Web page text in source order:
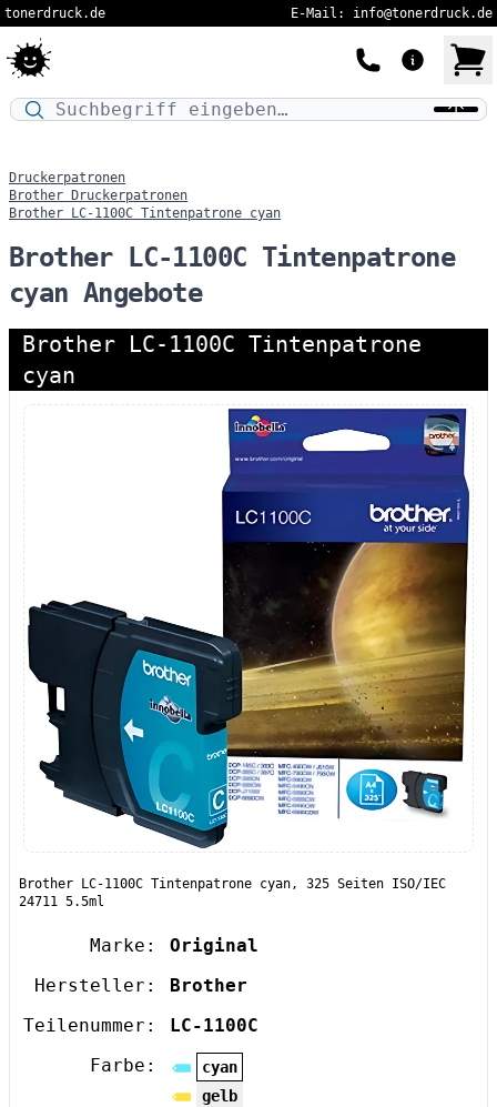
tonerdruck.de E-Mail: info@tonerdruck.de
Druckermodell oder Produktnamen eingeben…
Druckerpatronen
Brother Druckerpatronen
Brother LC-1100C Tintenpatrone cyan
Brother LC-1100C Tintenpatrone
cyan Angebote
Brother LC-1100C Tintenpatrone
cyan
Brother LC-1100C Tintenpatrone cyan, 325 Seiten ISO/IEC
24711 5.5ml
Marke:
Original
Hersteller:
Brother
Teilenummer:
LC-1100C
Farbe:
cyan
gelb